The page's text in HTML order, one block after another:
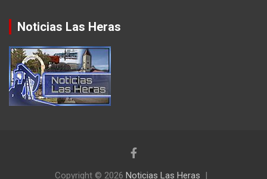
Noticias Las Heras
Copyright © 2026 Noticias Las Heras